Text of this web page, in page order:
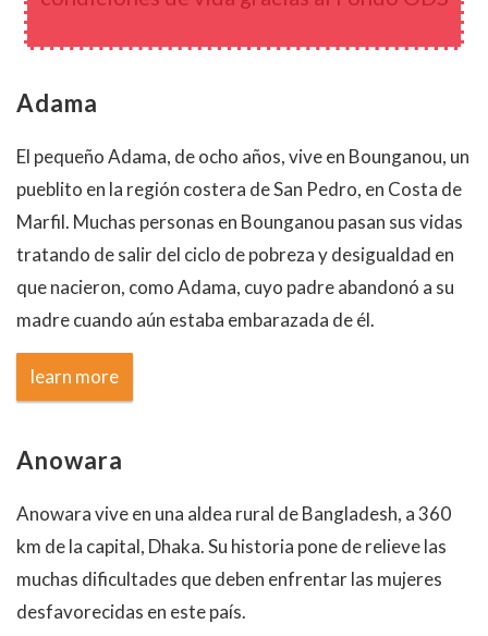
Adama
El pequeño Adama, de ocho años, vive en Bounganou, un
pueblito en la región costera de San Pedro, en Costa de
Marfil. Muchas personas en Bounganou pasan sus vidas
tratando de salir del ciclo de pobreza y desigualdad en
que nacieron, como Adama, cuyo padre abandonó a su
madre cuando aún estaba embarazada de él.
learn more
Anowara
Anowara vive en una aldea rural de Bangladesh, a 360
km de la capital, Dhaka. Su historia pone de relieve las
muchas dificultades que deben enfrentar las mujeres
desfavorecidas en este país.